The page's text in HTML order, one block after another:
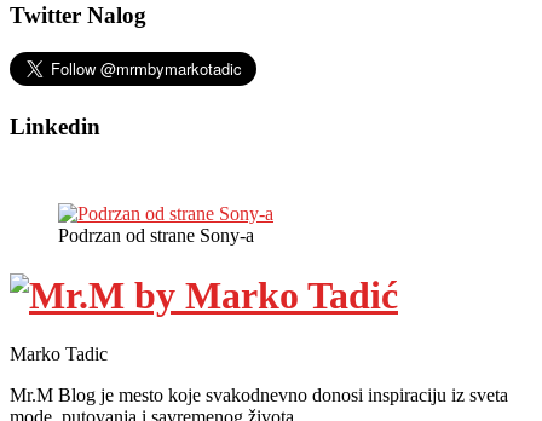
Twitter Nalog
Linkedin
Podrzan od strane Sony-a
Marko Tadic
Mr.M Blog je mesto koje svakodnevno donosi inspiraciju iz sveta